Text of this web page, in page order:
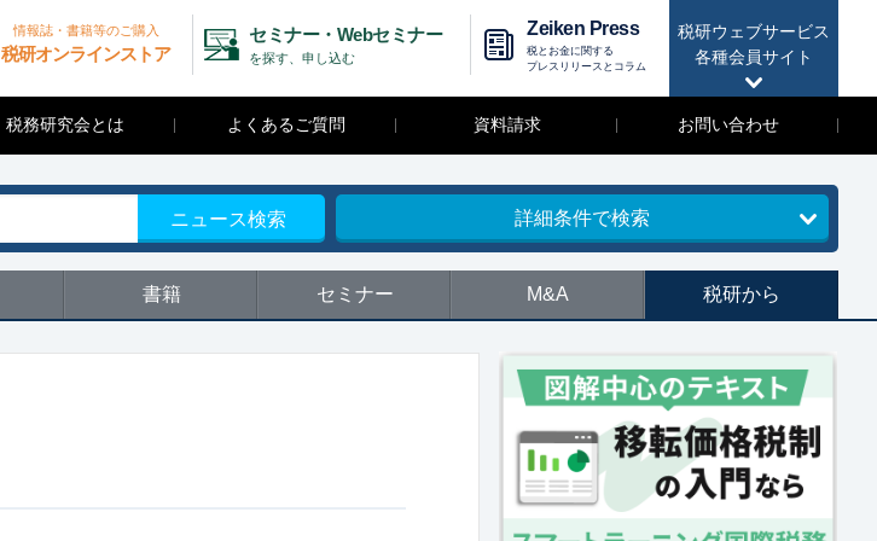
税研ウェブサービス
各種会員サイト
情報誌・書籍等のご購入
税研オンラインストア
セミナー・Webセミナー
を探す、申し込む
Zeiken Press
税とお金に関する
プレスリリースとコラム
税務研究会とは よくあるご質問 資料請求 お問い合わせ
ニュース検索 詳細条件で検索
書籍 セミナー M&A 税研から